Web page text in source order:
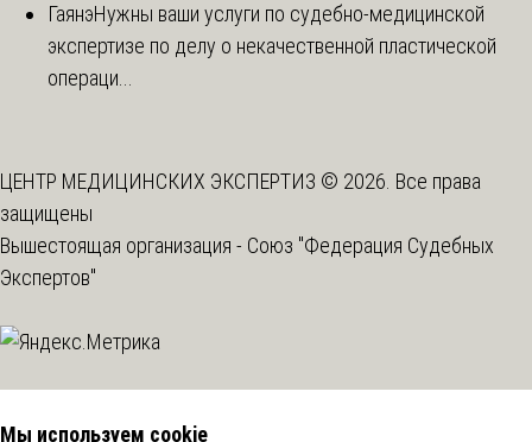
ГаянэНужны ваши услуги по судебно-медицинской
экспертизе по делу о некачественной пластической
операци...
ЦЕНТР МЕДИЦИНСКИХ ЭКСПЕРТИЗ © 2026. Все права
защищены
Вышестоящая организация - Союз "Федерация Судебных
Экспертов"
Мы используем cookie